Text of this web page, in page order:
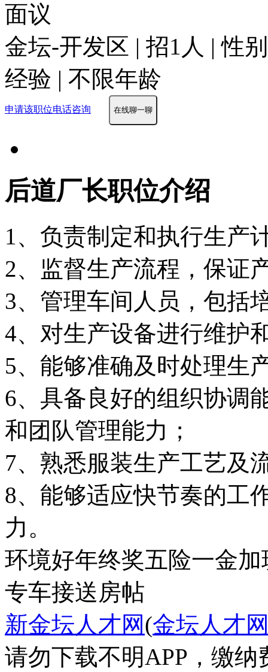
面议
金坛-开发区 | 招1人 | 性
经验 | 不限年龄
申请该职位电话咨询 在线聊一聊
后道厂长职位介绍
1、负责制定和执行生产
2、监督生产流程，保证
3、管理车间人员，包括
4、对生产设备进行维护
5、能够准确及时处理生
6、具备良好的组织协调
和团队管理能力；
7、熟悉服装生产工艺及
8、能够适应快节奏的工
力。
环境好年终奖五险一金加
专车接送 房帖
新金坛人才网(金坛人才
请勿下载不明APP，缴